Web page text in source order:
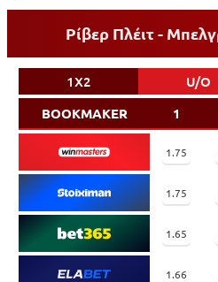
Ρίβερ Πλέιτ -
1X2 U/O
BOOKMAKER
1
1.75
1.75
1.65
1.66